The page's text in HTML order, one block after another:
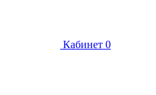
Кабинет 0